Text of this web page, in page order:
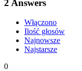
2 Answers
Włączono
Ilość głosów
Najnowsze
Najstarsze
0